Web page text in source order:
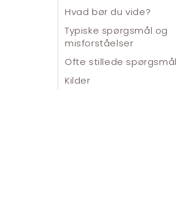
Hvad bør du vide?
Typiske spørgsmål og
misforståelser
Ofte stillede spørgsmål
Kilder